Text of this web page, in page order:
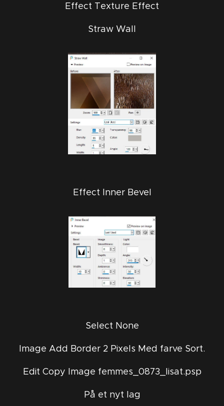
Effect Texture Effect
Straw Wall
Effect Inner Bevel
Select None
Image Add Border 2 Pixels Med farve Sort.
Edit Copy Image femmes_0873_lisat.psp
På et nyt lag